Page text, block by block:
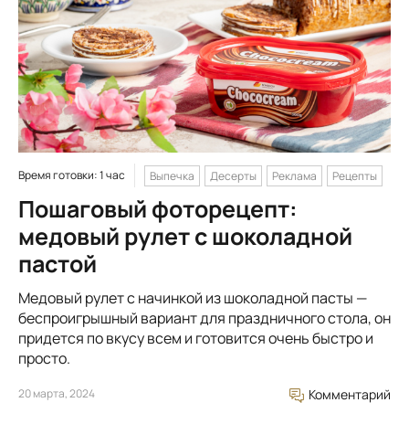
Время готовки: 1 час Выпечка Десерты Реклама Рецепты
Пошаговый фоторецепт:
медовый рулет с шоколадной
пастой
Медовый рулет с начинкой из шоколадной пасты —
беспроигрышный вариант для праздничного стола, он
придется по вкусу всем и готовится очень быстро и
просто.
20 марта, 2024 Комментарий